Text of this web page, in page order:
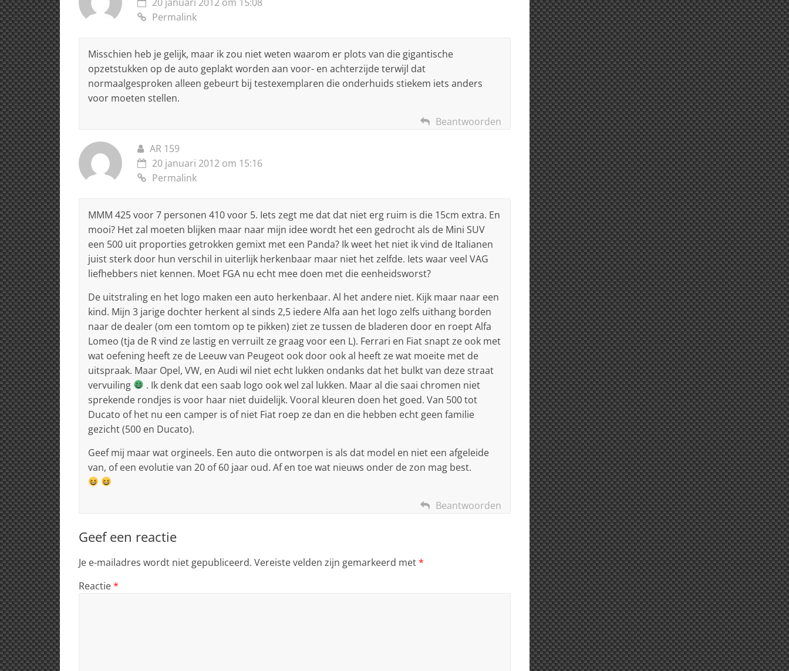
Permalink
Misschien heb je gelijk, maar ik zou niet weten waarom er plots van die gigantische
opzetstukken op de auto geplakt worden aan voor- en achterzijde terwijl dat
normaalgesproken alleen gebeurt bij testexemplaren die onderhuids stiekem iets anders
voor moeten stellen.
Beantwoorden
AR 159
20 januari 2012 om 15:16
Permalink
MMM 425 voor 7 personen 410 voor 5. Iets zegt me dat dat niet erg ruim is die 15cm extra. En
mooi? Het zal moeten blijken maar naar mijn idee wordt het een gedrocht als de Mini SUV
een 500 uit proporties getrokken gemixt met een Panda? Ik weet het niet ik vind de Italianen
juist sterk door hun verschil in uiterlijk herkenbaar maar niet het zelfde. Iets waar veel VAG
liefhebbers niet kennen. Moet FGA nu echt mee doen met die eenheidsworst?
De uitstraling en het logo maken een auto herkenbaar. Al het andere niet. Kijk maar naar een
kind. Mijn 3 jarige dochter herkent al sinds 2,5 iedere Alfa aan het logo zelfs uithang borden
naar de dealer (om een tomtom op te pikken) ziet ze tussen de bladeren door en roept Alfa
Lomeo (tja de R vind ze lastig en verruilt ze graag voor een L). Ferrari en Fiat snapt ze ook met
wat oefening heeft ze de Leeuw van Peugeot ook door ook al heeft ze wat moeite met de
uitspraak. Maar Opel, VW, en Audi wil niet echt lukken ondanks dat het bulkt van deze straat
vervuiling
. Ik denk dat een saab logo ook wel zal lukken. Maar al die saai chromen niet
sprekende rondjes is voor haar niet duidelijk. Vooral kleuren doen het goed. Van 500 tot
Ducato of het nu een camper is of niet Fiat roep ze dan en die hebben echt geen familie
gezicht (500 en Ducato).
Geef mij maar wat orgineels. Een auto die ontworpen is als dat model en niet een afgeleide
van, of een evolutie van 20 of 60 jaar oud. Af en toe wat nieuws onder de zon mag best.
Beantwoorden
Geef een reactie
Je e-mailadres wordt niet gepubliceerd. Vereiste velden zijn gemarkeerd met*
Reactie*